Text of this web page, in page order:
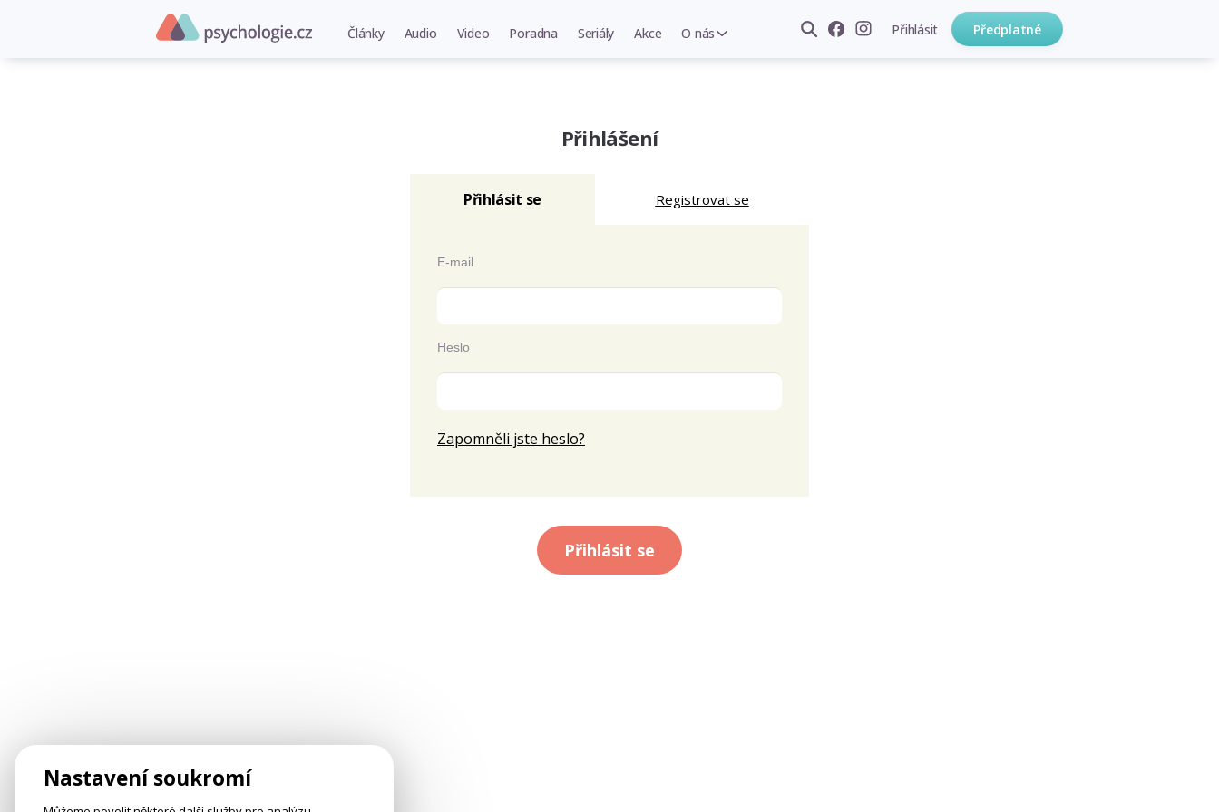
Články Audio Video Poradna Seriály Akce O nás Přihlásit Předplatné
Přihlášení
Přihlásit se Registrovat se
E-mail
Heslo
Zapomněli jste heslo?
Přihlásit se
Nastavení soukromí